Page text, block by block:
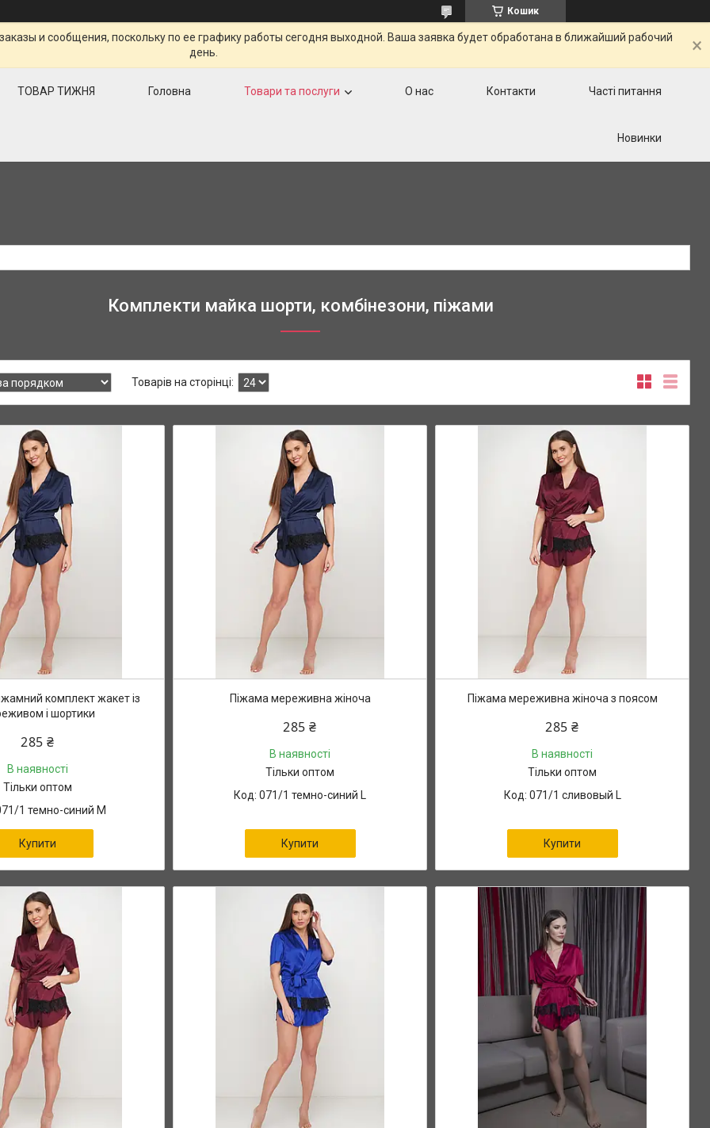
Кошик
и сообщения, поскольку по ее графику работы сегодня выходной. Ваша заявка будет обработана в ближайший рабочий
день.
ТОВАР ТИЖНЯ Головна Товари та послуги О нас Контакти Часті питання
Новинки
Комплекти майка шорти, комбінезони, піжами
комплект жакет із
і шортики
285 ₴
В наявності
Тільки оптом
1 темно-синий М
Купити
Піжама мереживна жіноча
285 ₴
В наявності
Тільки оптом
071/1 темно-синий L
Купити
Піжама мереживна жіноча з поясом
285 ₴
В наявності
Тільки оптом
071/1 сливовый L
Купити